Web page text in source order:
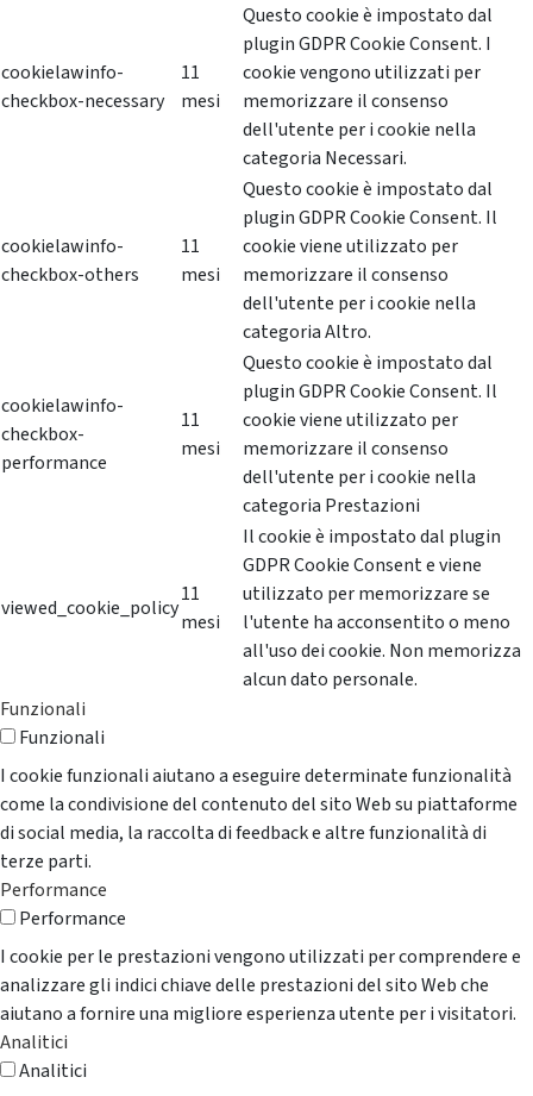
cookielawinfo-
checkbox-necessary
11
mesi
Questo cookie è impostato dal
plugin GDPR Cookie Consent. I
cookie vengono utilizzati per
memorizzare il consenso
dell'utente per i cookie nella
categoria Necessari.
cookielawinfo-
checkbox-others
11
mesi
Questo cookie è impostato dal
plugin GDPR Cookie Consent. Il
cookie viene utilizzato per
memorizzare il consenso
dell'utente per i cookie nella
categoria Altro.
cookielawinfo-
checkbox-
performance
11
mesi
Questo cookie è impostato dal
plugin GDPR Cookie Consent. Il
cookie viene utilizzato per
memorizzare il consenso
dell'utente per i cookie nella
categoria Prestazioni
viewed_cookie_policy
11
mesi
Il cookie è impostato dal plugin
GDPR Cookie Consent e viene
utilizzato per memorizzare se
l'utente ha acconsentito o meno
all'uso dei cookie. Non memorizza
alcun dato personale.
Funzionali
Funzionali
I cookie funzionali aiutano a eseguire determinate funzionalità
come la condivisione del contenuto del sito Web su piattaforme
di social media, la raccolta di feedback e altre funzionalità di
terze parti.
Performance
Performance
I cookie per le prestazioni vengono utilizzati per comprendere e
analizzare gli indici chiave delle prestazioni del sito Web che
aiutano a fornire una migliore esperienza utente per i visitatori.
Analitici
Analitici